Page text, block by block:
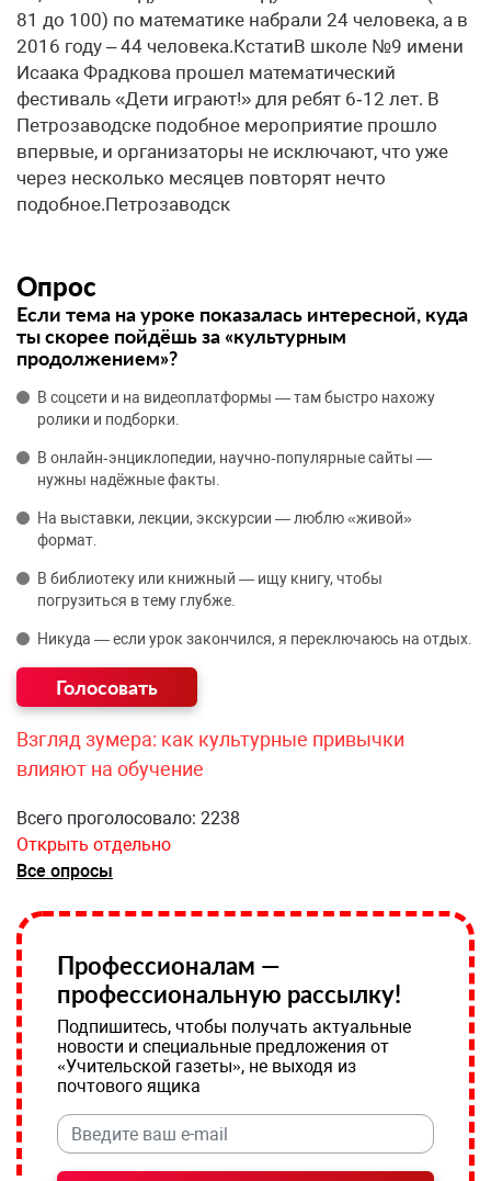
Опрос
Если тема на уроке показалась интересной, куда
ты скорее пойдёшь за «культурным
продолжением»?
В соцсети и на видеоплатформы — там быстро нахожу
ролики и подборки.
В онлайн‑энциклопедии, научно‑популярные сайты —
нужны надёжные факты.
На выставки, лекции, экскурсии — люблю «живой»
формат.
В библиотеку или книжный — ищу книгу, чтобы
погрузиться в тему глубже.
Никуда — если урок закончился, я переключаюсь на отдых.
Взгляд зумера: как культурные привычки
влияют на обучение
Всего проголосовало: 2238
Открыть отдельно
Все опросы
Профессионалам —
профессиональную рассылку!
Подпишитесь, чтобы получать актуальные
новости и специальные предложения от
«Учительской газеты», не выходя из
почтового ящика